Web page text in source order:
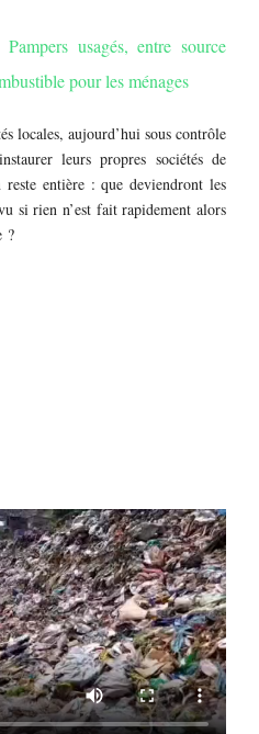
usagés, entre source
pour les ménages
locales, aujourd’hui sous contrôle
leurs propres sociétés de
reste entière : que deviendront les
si rien n’est fait rapidement alors
?